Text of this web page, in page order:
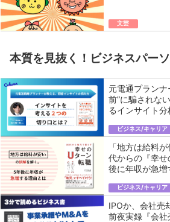
文芸
本質を見抜く！ビジネスパー
元電通プランナ
前”に騙されな
るインサイト分
ビジネス/キャリア
「地方は給料
代からの『幸
後に年収が急増
ビジネス/キャリア
IPOか、会社売
前夜実録『会